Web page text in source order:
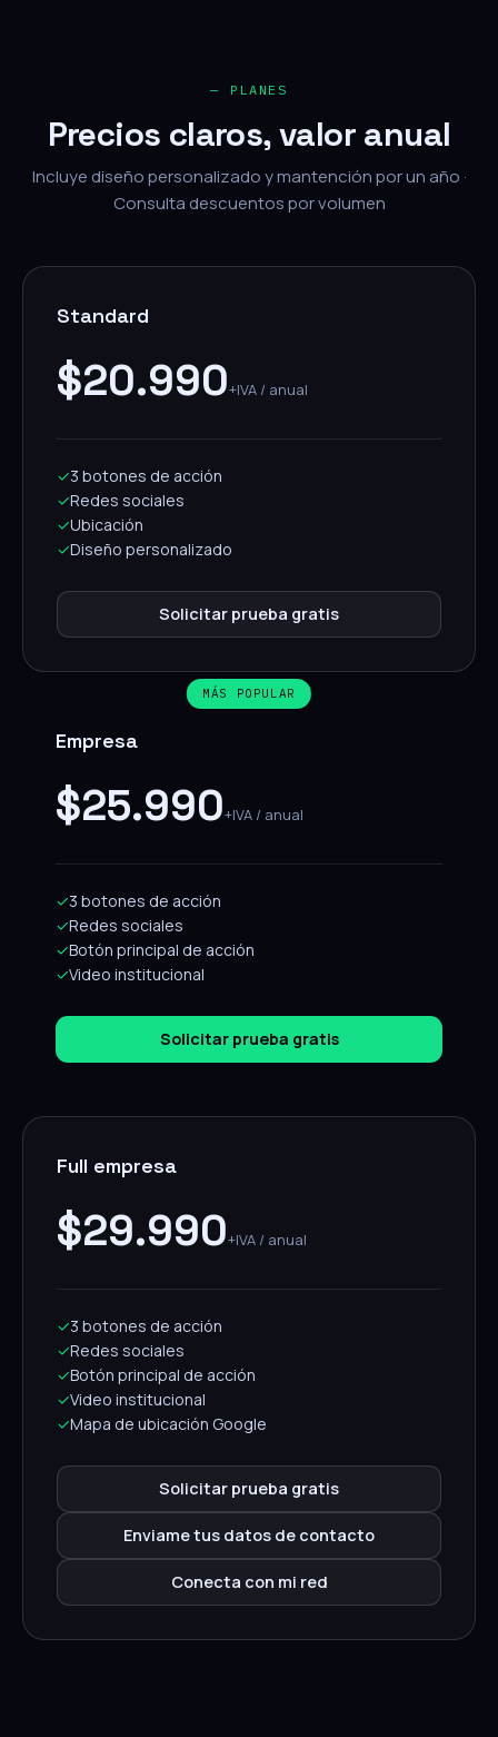
— PLANES
Precios claros, valor anual
Incluye diseño personalizado y mantención por un año ·
Consulta descuentos por volumen
Standard
$20.990+IVA / anual
✓3 botones de acción
✓Redes sociales
✓Ubicación
✓Diseño personalizado
Solicitar prueba gratis
MÁS POPULAR
Empresa
$25.990+IVA / anual
✓3 botones de acción
✓Redes sociales
✓Botón principal de acción
✓Video institucional
Solicitar prueba gratis
Full empresa
$29.990+IVA / anual
✓3 botones de acción
✓Redes sociales
✓Botón principal de acción
✓Video institucional
✓Mapa de ubicación Google
Solicitar prueba gratis
Enviame tus datos de contacto
Conecta con mi red